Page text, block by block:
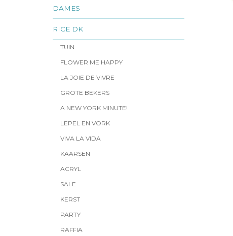
DAMES
RICE DK
TUIN
FLOWER ME HAPPY
LA JOIE DE VIVRE
GROTE BEKERS
A NEW YORK MINUTE!
LEPEL EN VORK
VIVA LA VIDA
KAARSEN
ACRYL
SALE
KERST
PARTY
RAFFIA